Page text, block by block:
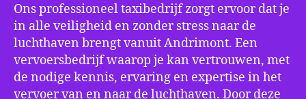
Ons professioneel taxibedrijf zorgt ervoor dat je
in alle veiligheid en zonder stress naar de
luchthaven brengt vanuit Andrimont. Een
vervoersbedrijf waarop je kan vertrouwen, met
de nodige kennis, ervaring en expertise in het
vervoer van en naar de luchthaven. Door deze